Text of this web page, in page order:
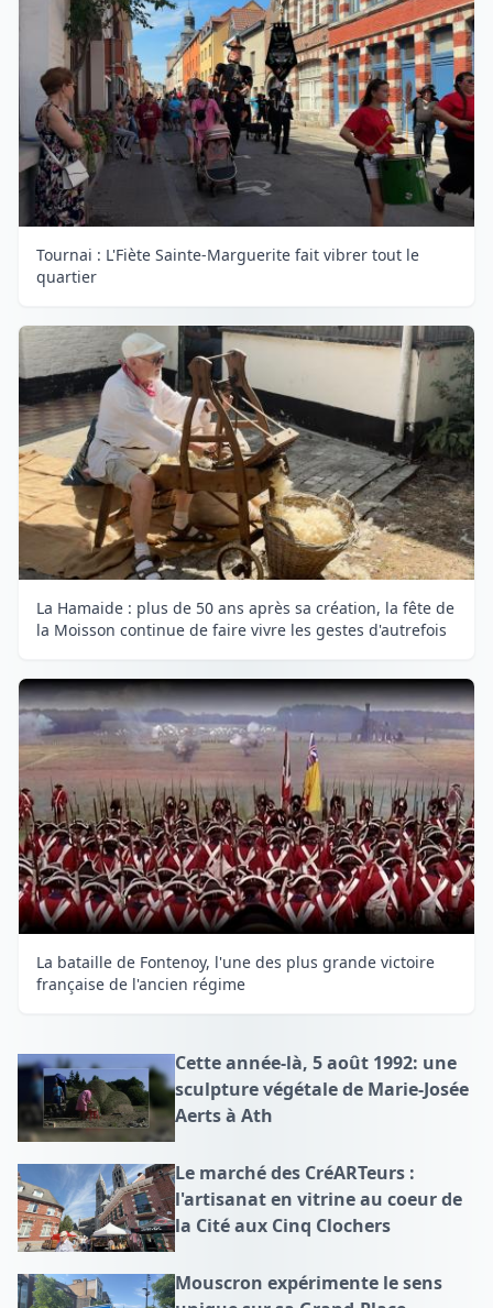
Tournai : L'Fiète Sainte-Marguerite fait vibrer tout le
quartier
La Hamaide : plus de 50 ans après sa création, la fête de
la Moisson continue de faire vivre les gestes d'autrefois
La bataille de Fontenoy, l'une des plus grande victoire
française de l'ancien régime
Cette année-là, 5 août 1992: une
sculpture végétale de Marie-Josée
Aerts à Ath
Le marché des CréARTeurs :
l'artisanat en vitrine au coeur de
la Cité aux Cinq Clochers
Mouscron expérimente le sens